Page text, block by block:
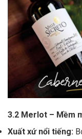
3.2 Merlot – Mềm
Xuất xứ nổi tiếng: